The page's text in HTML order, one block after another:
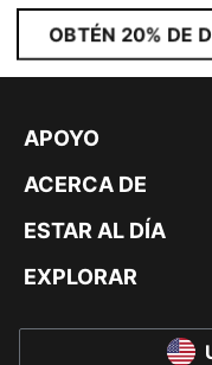
OBTÉN 20% DE
APOYO
ACERCA DE
ESTAR AL DÍA
EXPLORAR